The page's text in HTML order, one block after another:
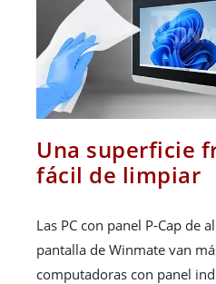
Una superficie
fácil de limpiar
Las PC con panel P-Cap de
pantalla de Winmate van
computadoras con panel